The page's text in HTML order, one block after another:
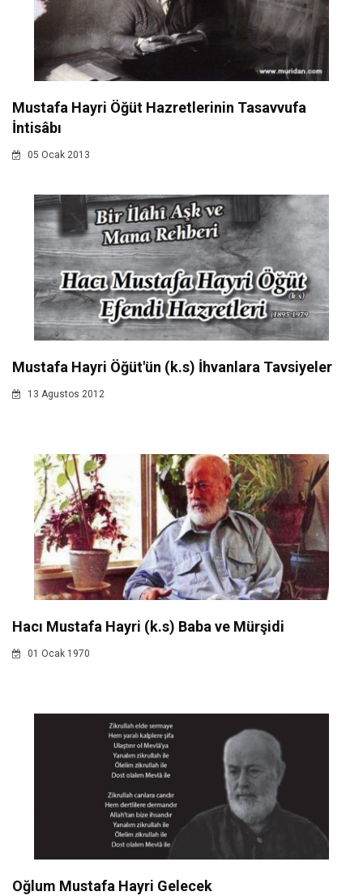
Mustafa Hayri Öğüt Hazretlerinin Tasavvufa
İntisâbı
05 Ocak 2013
Mustafa Hayri Öğüt'ün (k.s) İhvanlara Tavsiyeler
13 Agustos 2012
Hacı Mustafa Hayri (k.s) Baba ve Mürşidi
01 Ocak 1970
Oğlum Mustafa Hayri Gelecek